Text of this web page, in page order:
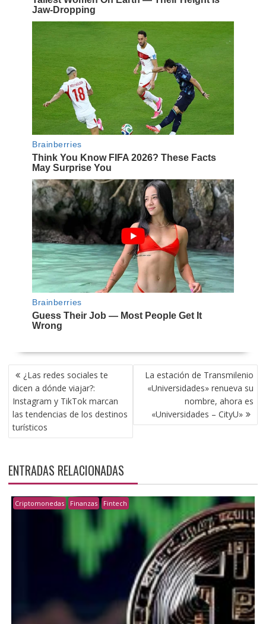
NAVEGACIÓN
DE
ENTRADAS
¿Las redes sociales te
dicen a dónde viajar?:
Instagram y TikTok marcan
las tendencias de los destinos
turísticos
La estación de Transmilenio
«Universidades» renueva su
nombre, ahora es
«Universidades – CityU»
ENTRADAS RELACIONADAS
Criptomonedas Finanzas Fintech